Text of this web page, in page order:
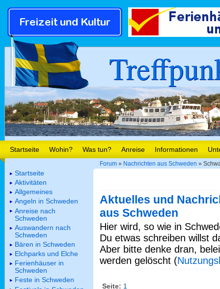
Startseite Wohin? Was tun? Anreise Informationen
Forum » Nachrichten aus Schweden »
Aktuelles und
aus Schweden
Hier wird, so wie in
Du etwas schreiben willst
Aber bitte denke dran,
werden gelöscht (
Seite: 1
Startseite
Aktivitäten
Allgemeines
Angeln in Schweden
Anreise nach
Schweden
Auswandern nach
Schweden
Bären in Schweden
Elchparks und Elche
Ferienhäuser in
Schweden
Feste in Schweden